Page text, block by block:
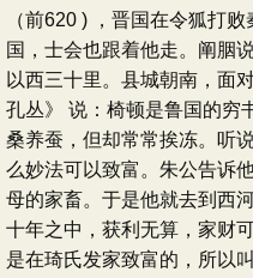
（前620 ) ，晋国在令狐打
国，士会也跟着他走。阐胭
以西三十里。县城朝南，面
孔丛》 说：椅顿是鲁国的穷
桑养蚕，但却常常挨冻。听
么妙法可以致富。朱公告诉
母的家畜。于是他就去到西
十年之中，获利无算，家财
是在琦氏发家致富的，所以